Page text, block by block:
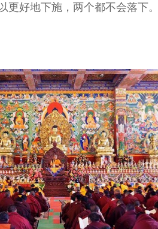
更好地下施，两个都不会落下